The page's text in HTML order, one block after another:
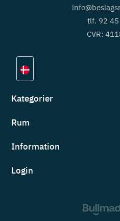
tlf. 92
CVR:
Kategorier
Rum
Information
Login